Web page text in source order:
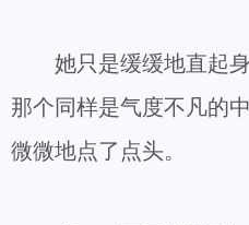
她只是缓缓地直起身
那个同样是气度不凡的
微微地点了点头。